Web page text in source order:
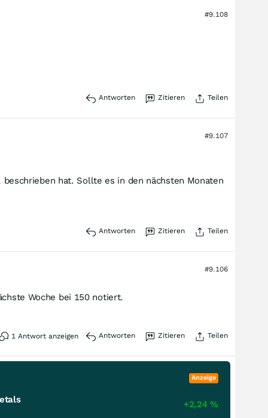
#9.108
Antworten Zitieren Teilen
#9.107
beschrieben hat. Sollte es in den nächsten Monaten
Antworten Zitieren Teilen
#9.106
Woche bei 150 notiert.
1 Antwort anzeigen Antworten Zitieren Teilen
Anzeige
+2,24%